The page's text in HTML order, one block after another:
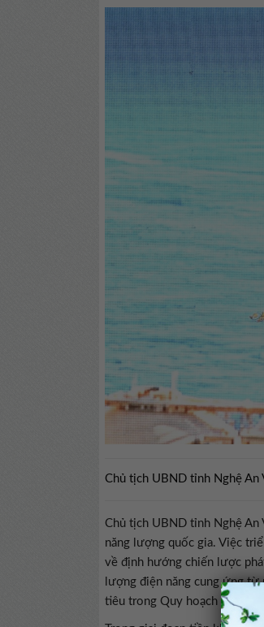
Chủ tịch UBND tỉnh Nghệ An
Chủ tịch UBND tỉnh Nghệ
năng lượng quốc gia. Việc
về định hướng chiến lược
lượng điện năng cung ứng
tiêu trong Quy hoạch tỉnh